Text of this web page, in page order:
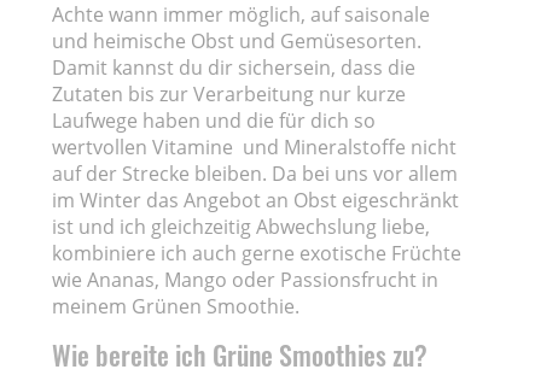
Achte wann immer möglich, auf saisonale
und heimische Obst und Gemüsesorten.
Damit kannst du dir sichersein, dass die
Zutaten bis zur Verarbeitung nur kurze
Laufwege haben und die für dich so
wertvollen Vitamine und Mineralstoffe nicht
auf der Strecke bleiben. Da bei uns vor allem
im Winter das Angebot an Obst eigeschränkt
ist und ich gleichzeitig Abwechslung liebe,
kombiniere ich auch gerne exotische Früchte
wie Ananas, Mango oder Passionsfrucht in
meinem Grünen Smoothie.
Wie bereite ich Grüne Smoothies zu?